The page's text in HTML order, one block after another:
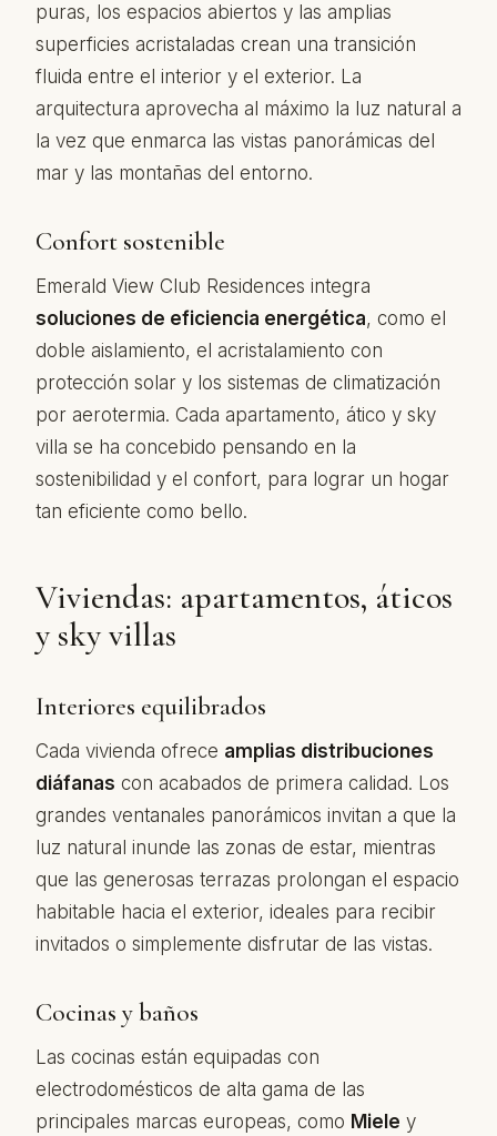
puras, los espacios abiertos y las amplias
superficies acristaladas crean una transición
fluida entre el interior y el exterior. La
arquitectura aprovecha al máximo la luz natural a
la vez que enmarca las vistas panorámicas del
mar y las montañas del entorno.
Confort sostenible
Emerald View Club Residences integra
soluciones de eficiencia energética, como el
doble aislamiento, el acristalamiento con
protección solar y los sistemas de climatización
por aerotermia. Cada apartamento, ático y sky
villa se ha concebido pensando en la
sostenibilidad y el confort, para lograr un hogar
tan eficiente como bello.
Viviendas: apartamentos, áticos
y sky villas
Interiores equilibrados
Cada vivienda ofrece amplias distribuciones
diáfanas con acabados de primera calidad. Los
grandes ventanales panorámicos invitan a que la
luz natural inunde las zonas de estar, mientras
que las generosas terrazas prolongan el espacio
habitable hacia el exterior, ideales para recibir
invitados o simplemente disfrutar de las vistas.
Cocinas y baños
Las cocinas están equipadas con
electrodomésticos de alta gama de las
principales marcas europeas, como Miele y